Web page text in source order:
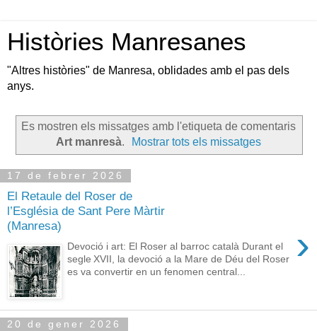
Històries Manresanes
"Altres històries" de Manresa, oblidades amb el pas dels
anys.
Es mostren els missatges amb l'etiqueta de comentaris
Art manresà. Mostrar tots els missatges
17 de febrer 2026
El Retaule del Roser de
l’Església de Sant Pere Màrtir
(Manresa)
›
Devoció i art: El Roser al barroc català Durant el
segle XVII, la devoció a la Mare de Déu del Roser
es va convertir en un fenomen central...
20 de gener 2026